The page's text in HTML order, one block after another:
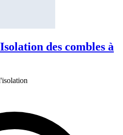
des combles à